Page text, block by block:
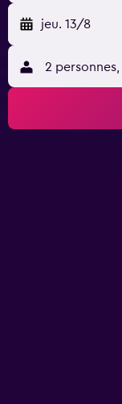
jeu. 13/8
2 personnes,